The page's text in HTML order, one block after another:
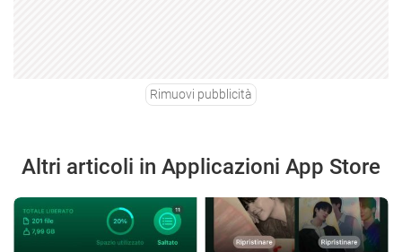
Rimuovi pubblicità
Altri articoli in Applicazioni App Store